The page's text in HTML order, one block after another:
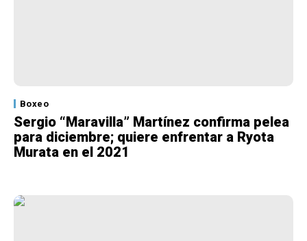
Boxeo
Sergio “Maravilla” Martínez confirma pelea
para diciembre; quiere enfrentar a Ryota
Murata en el 2021